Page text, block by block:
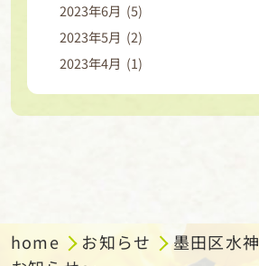
2023年6月 (5)
2023年5月 (2)
2023年4月 (1)
home お知らせ 墨田区水神